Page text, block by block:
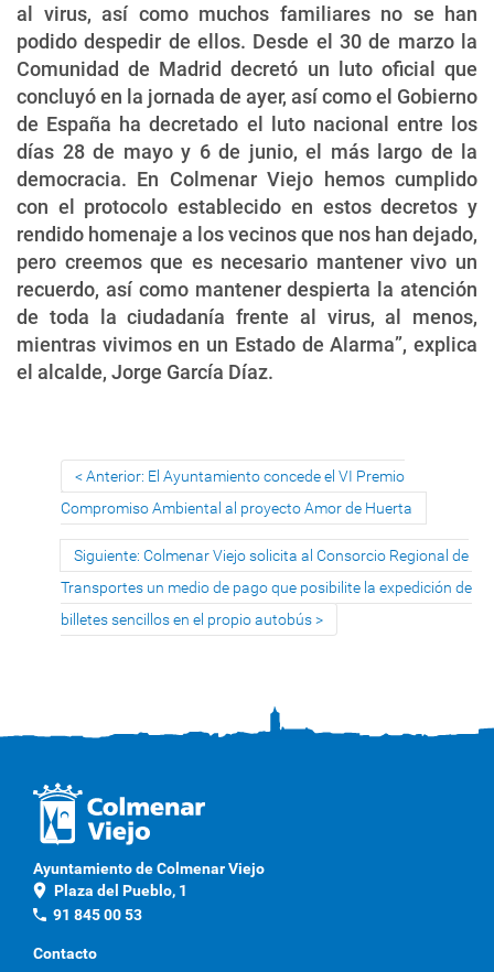
al virus, así como muchos familiares no se han
podido despedir de ellos. Desde el 30 de marzo la
Comunidad de Madrid decretó un luto oficial que
concluyó en la jornada de ayer, así como el Gobierno
de España ha decretado el luto nacional entre los
días 28 de mayo y 6 de junio, el más largo de la
democracia. En Colmenar Viejo hemos cumplido
con el protocolo establecido en estos decretos y
rendido homenaje a los vecinos que nos han dejado,
pero creemos que es necesario mantener vivo un
recuerdo, así como mantener despierta la atención
de toda la ciudadanía frente al virus, al menos,
mientras vivimos en un Estado de Alarma”, explica
el alcalde, Jorge García Díaz.
Anterior: El Ayuntamiento concede el VI Premio
Compromiso Ambiental al proyecto Amor de Huerta
Siguiente: Colmenar Viejo solicita al Consorcio Regional de
Transportes un medio de pago que posibilite la expedición de
billetes sencillos en el propio autobús
Ayuntamiento de Colmenar Viejo
location_on Plaza del Pueblo, 1
phone 91 845 00 53
Contacto